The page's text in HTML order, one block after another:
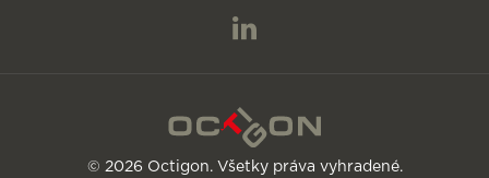
© 2026 Octigon. Všetky práva vyhradené.